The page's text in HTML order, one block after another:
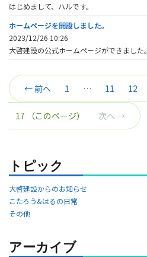
はじめまして、ハルです。
ホームページを開設しました。
2023/12/26 10:26
大啓建設の公式ホームページができました。
← 前へ 1 … 11 12
17 （このページ） 次へ →
トピック
大啓建設からのお知らせ
こたろう&はるの日常
その他
アーカイブ